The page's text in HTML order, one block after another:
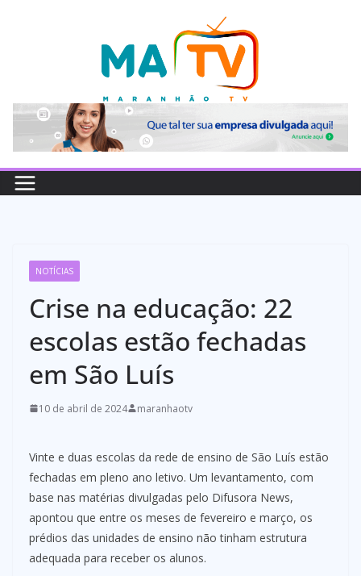
NOTÍCIAS
Crise na educação: 22
escolas estão fechadas
em São Luís
10 de abril de 2024 maranhaotv
Vinte e duas escolas da rede de ensino de São Luís estão
fechadas em pleno ano letivo. Um levantamento, com
base nas matérias divulgadas pelo Difusora News,
apontou que entre os meses de fevereiro e março, os
prédios das unidades de ensino não tinham estrutura
adequada para receber os alunos.